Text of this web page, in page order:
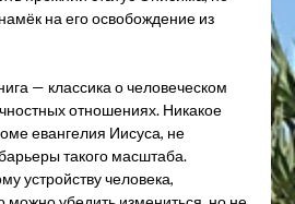
на его освобождение из
— классика о человеческом
отношениях. Никакое
евангелия Иисуса, не
такого масштаба.
устройству человека,